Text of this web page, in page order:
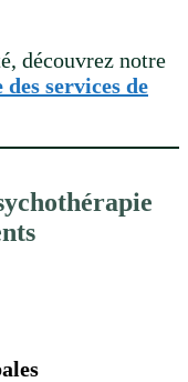
découvrez notre
des services de